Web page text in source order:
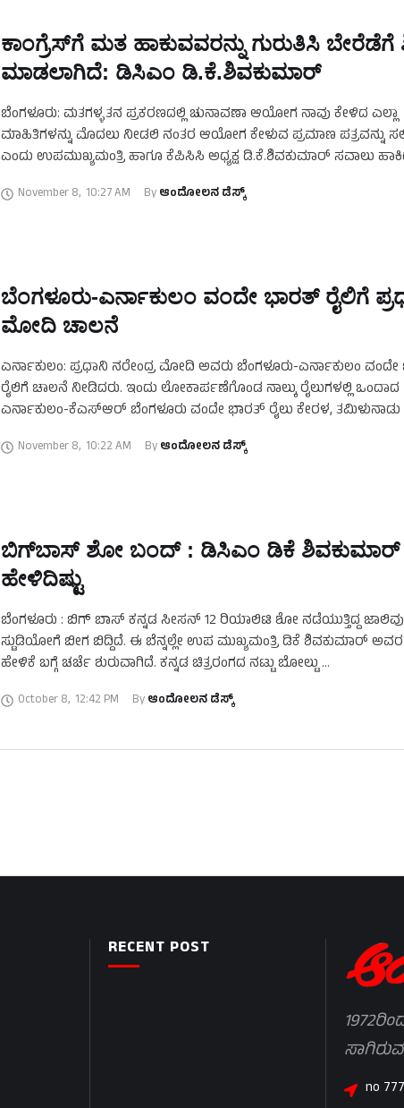
ಕಾಂಗ್ರೆಸ್‌ಗೆ ಮತ ಹಾಕುವವರನ್ನು ಗುರುತಿಸಿ ಬೇರೆಡೆಗೆ
ಮಾಡಲಾಗಿದೆ: ಡಿಸಿಎಂ ಡಿ.ಕೆ.ಶಿವಕುಮಾರ್‌
ಬೆಂಗಳೂರು: ಮತಗಳ್ಳತನ ಪ್ರಕರಣದಲ್ಲಿ ಚುನಾವಣಾ ಆಯೋಗ ನಾವು ಕೇಳಿದ ಎಲ್ಲಾ
ಮಾಹಿತಿಗಳನ್ನು ಮೊದಲು ನೀಡಲಿ ನಂತರ ಆಯೋಗ ಕೇಳುವ ಪ್ರಮಾಣ ಪತ್ರವನ್ನು
ಎಂದು ಉಪಮುಖ್ಯಮಂತ್ರಿ ಹಾಗೂ ಕೆಪಿಸಿಸಿ ಅಧ್ಯಕ್ಷ ಡಿ.ಕೆ.ಶಿವಕುಮಾರ್ ಸವಾಲು
November 8, 10:27 AM By ಆಂದೋಲನ ಡೆಸ್ಕ್
ಬೆಂಗಳೂರು-ಎರ್ನಾಕುಲಂ ವಂದೇ ಭಾರತ್ ರೈಲಿಗೆ
ಮೋದಿ ಚಾಲನೆ
ಎರ್ನಾಕುಲಂ: ಪ್ರಧಾನಿ ನರೇಂದ್ರ ಮೋದಿ ಅವರು ಬೆಂಗಳೂರು-ಎರ್ನಾಕುಲಂ
ರೈಲಿಗೆ ಚಾಲನೆ ನೀಡಿದರು. ಇಂದು ಲೋಕಾರ್ಪಣೆಗೊಂಡ ನಾಲ್ಕು ರೈಲುಗಳಲ್ಲಿ ಒಂದಾದ
ಎರ್ನಾಕುಲಂ-ಕೆಎಸ್‍ಆರ್ ಬೆಂಗಳೂರು ವಂದೇ ಭಾರತ್ ರೈಲು ಕೇರಳ, ತಮಿಳುನಾಡು
November 8, 10:22 AM By ಆಂದೋಲನ ಡೆಸ್ಕ್
ಬಿಗ್‌ಬಾಸ್‌ ಶೋ ಬಂದ್‌ : ಡಿಸಿಎಂ ಡಿಕೆ ಶಿವಕುಮಾರ್‌
ಹೇಳಿದಿಷ್ಟು
ಬೆಂಗಳೂರು : ಬಿಗ್ ಬಾಸ್ ಕನ್ನಡ ಸೀಸನ್ 12 ರಿಯಾಲಿಟಿ ಶೋ ನಡೆಯುತ್ತಿದ್ದ
ಸ್ಟುಡಿಯೋಗೆ ಬೀಗ ಬಿದ್ದಿದೆ. ಈ ಬೆನ್ನಲ್ಲೇ ಉಪ ಮುಖ್ಯಮಂತ್ರಿ ಡಿಕೆ ಶಿವಕುಮಾರ್
ಹೇಳಿಕೆ ಬಗ್ಗೆ ಚರ್ಚೆ ಶುರುವಾಗಿದೆ. ಕನ್ನಡ ಚಿತ್ರರಂಗದ ನಟ್ಟು ಬೋಲ್ಟು …
October 8, 12:42 PM By ಆಂದೋಲನ ಡೆಸ್ಕ್
RECENT POST
no